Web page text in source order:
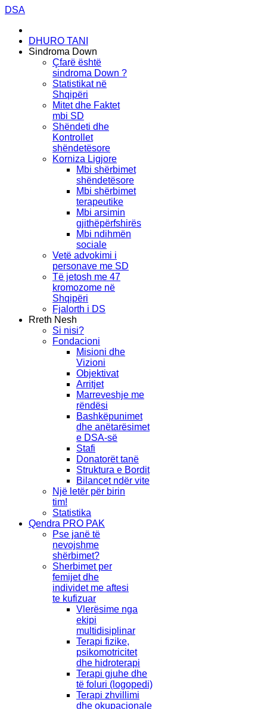
DSA
DHURO TANI
Sindroma Down
Çfarë është
sindroma Down ?
Statistikat në
Shqipëri
Mitet dhe Faktet
mbi SD
Shëndeti dhe
Kontrollet
shëndetësore
Korniza Ligjore
Mbi shërbimet
shëndetësore
Mbi shërbimet
terapeutike
Mbi arsimin
gjithëpërfshirës
Mbi ndihmën
sociale
Vetë advokimi i
personave me SD
Të jetosh me 47
kromozome në
Shqipëri
Fjalorth i DS
Rreth Nesh
Si nisi?
Fondacioni
Misioni dhe
Vizioni
Objektivat
Arritjet
Marreveshje me
rëndësi
Bashkëpunimet
dhe anëtarësimet
e DSA-së
Stafi
Donatorët tanë
Struktura e Bordit
Bilancet ndër vite
Një letër për birin
tim!
Statistika
Qendra PRO PAK
Pse janë të
nevojshme
shërbimet?
Sherbimet per
femijet dhe
individet me aftesi
te kufizuar
Vlerësime nga
ekipi
multidisiplinar
Terapi fizike,
psikomotricitet
dhe hidroterapi
Terapi gjuhe dhe
të foluri (logopedi)
Terapi zhvillimi
dhe okupacionale